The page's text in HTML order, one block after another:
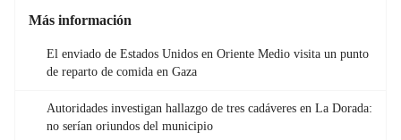
Más información
El enviado de Estados Unidos en Oriente Medio visita un punto
de reparto de comida en Gaza
Autoridades investigan hallazgo de tres cadáveres en La Dorada:
no serían oriundos del municipio